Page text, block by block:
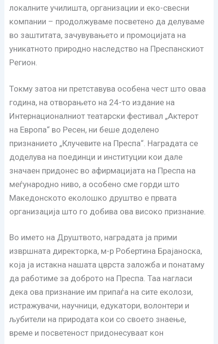
локалните училишта, организации и еко-свесни
компании – продолжуваме посветено да делуваме
во заштитата, зачувувањето и промоцијата на
уникатното природно наследство на Преспанскиот
Регион.
Токму затоа ни претставува особена чест што оваа
година, на отворањето на 24-то издание на
Интернационалниот театарски фестивал „Актерот
на Европа“ во Ресен, ни беше доделено
признанието „Клучевите на Преспа“. Наградата се
доделува на поединци и институции кои дале
значаен придонес во афирмацијата на Преспа на
меѓународно ниво, а особено сме горди што
Македонското еколошко друштво е првата
организација што го добива ова високо признание.
Во името на Друштвото, наградата ја прими
извршната директорка, м-р Робертина Брајаноска,
која ја истакна нашата цврста заложба и понатаму
да работиме за доброто на Преспа. Таа нагласи
дека ова признание им припаѓа на сите еколози,
истражувачи, научници, едукатори, волонтери и
љубители на природата кои со своето знаење,
време и посветеност придонесуваат кон